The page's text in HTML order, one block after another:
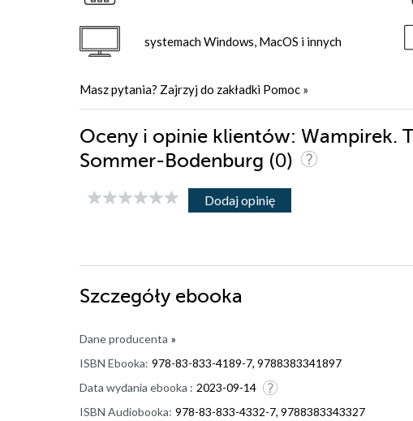
systemach Windows, MacOS i innych
Masz pytania? Zajrzyj do zakładki Pomoc »
Oceny i opinie klientów: Wampirek.
Sommer-Bodenburg (0)
Dodaj opinię
Szczegóły ebooka
Dane producenta »
ISBN Ebooka: 978-83-833-4189-7, 9788383341897
Data wydania ebooka : 2023-09-14
ISBN Audiobooka: 978-83-833-4332-7, 9788383343327